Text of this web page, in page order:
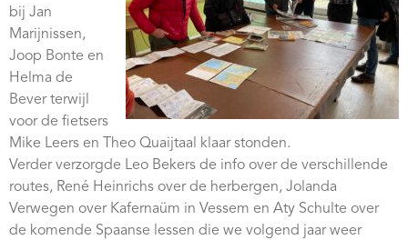
bij Jan
Marijnissen,
Joop Bonte en
Helma de
Bever terwijl
voor de fietsers
Mike Leers en Theo Quaijtaal klaar stonden.
Verder verzorgde Leo Bekers de info over de verschillende
routes, René Heinrichs over de herbergen, Jolanda
Verwegen over Kafernaüm in Vessem en Aty Schulte over
de komende Spaanse lessen die we volgend jaar weer